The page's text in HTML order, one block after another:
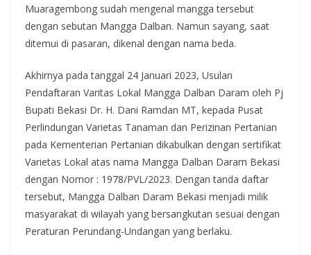
Muaragembong sudah mengenal mangga tersebut
dengan sebutan Mangga Dalban. Namun sayang, saat
ditemui di pasaran, dikenal dengan nama beda.
Akhirnya pada tanggal 24 Januari 2023, Usulan
Pendaftaran Varitas Lokal Mangga Dalban Daram oleh Pj
Bupati Bekasi Dr. H. Dani Ramdan MT, kepada Pusat
Perlindungan Varietas Tanaman dan Perizinan Pertanian
pada Kementerian Pertanian dikabulkan dengan sertifikat
Varietas Lokal atas nama Mangga Dalban Daram Bekasi
dengan Nomor : 1978/PVL/2023. Dengan tanda daftar
tersebut, Mangga Dalban Daram Bekasi menjadi milik
masyarakat di wilayah yang bersangkutan sesuai dengan
Peraturan Perundang-Undangan yang berlaku.